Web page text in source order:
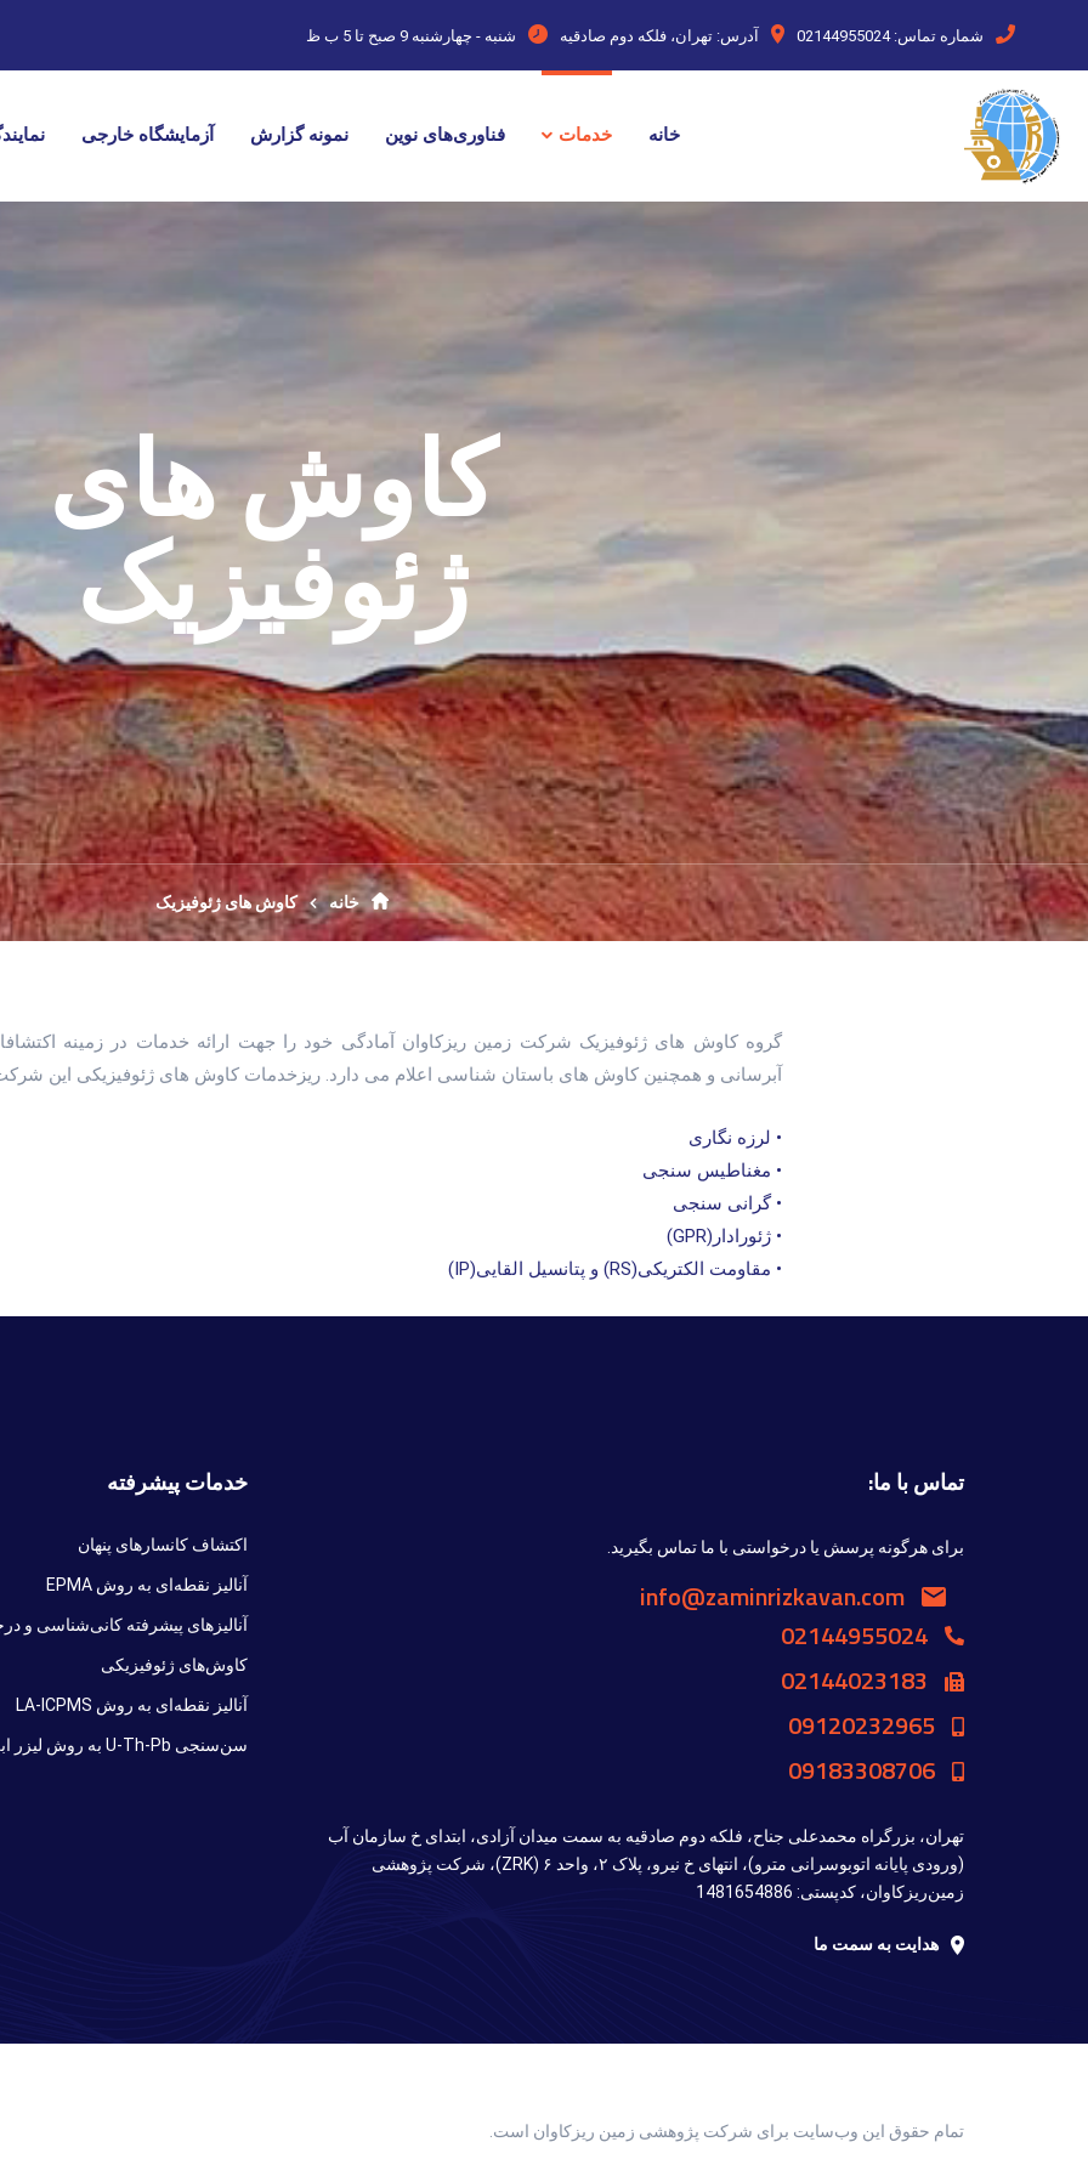
شماره تماس: 02144955024 آدرس: تهران، فلکه دوم صادقیه شنبه - چهارشنبه 9 صبح تا 5 ب ظ
خانه خدمات فناوری‌های نوین نمونه گزارش آزمایشگاه خارجی
کاوش های
ژئوفیزیک
خانه کاوش های ژئوفیزیک
گروه کاوش های ژئوفیزیک شرکت زمین ریزکاوان آمادگی خود را جهت ارائه خدمات در زمینه
آبرسانی و همچنین کاوش های باستان شناسی اعلام می دارد. ریزخدمات کاوش های ژئوفیزیکی این
• لرزه نگاری
• مغناطیس سنجی
• گرانی سنجی
• ژئورادار(GPR)
• مقاومت الکتریکی(RS) و پتانسیل القایی(IP)
تماس با ما:
برای هرگونه پرسش یا درخواستی با ما تماس بگیرید.
تهران، بزرگراه محمدعلی جناح، فلکه دوم صادقیه به سمت میدان آزادی، ابتدای خ سازمان آب
(ورودی پایانه اتوبوسرانی مترو)، انتهای خ نیرو، پلاک ۲، واحد ۶ (ZRK)، شرکت پژوهشی
زمین‌ریزکاوان، کدپستی: 1481654886
هدایت به سمت ما
خدمات پیشرفته
اکتشاف کانسارهای پنهان
آنالیز نقطه‌ای به روش EPMA
آنالیزهای پیشرفته کانی‌شناسی و
کاوش‌های ژئوفیزیکی
آنالیز نقطه‌ای به روش LA-ICPMS
سن‌سنجی U-Th-Pb به روش لیزر ابلیشن (Laser Ablation)
تمام حقوق اين وب‌سايت برای شرکت پژوهشی زمین ریزکاوان است.